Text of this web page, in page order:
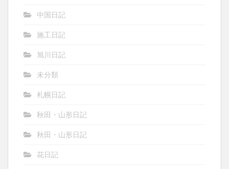
中国日記
施工日記
旭川日記
未分類
札幌日記
秋田・山形日記
秋田・山形日記
花日記